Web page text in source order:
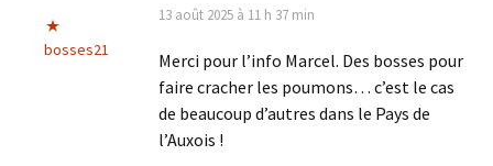
bosses21
13 août 2025 à 11 h 37 min
Merci pour l’info Marcel. Des bosses pour
faire cracher les poumons… c’est le cas
de beaucoup d’autres dans le Pays de
l’Auxois !